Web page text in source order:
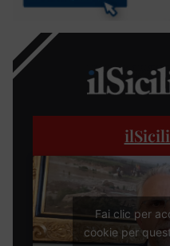
Fai clic per
cookie per